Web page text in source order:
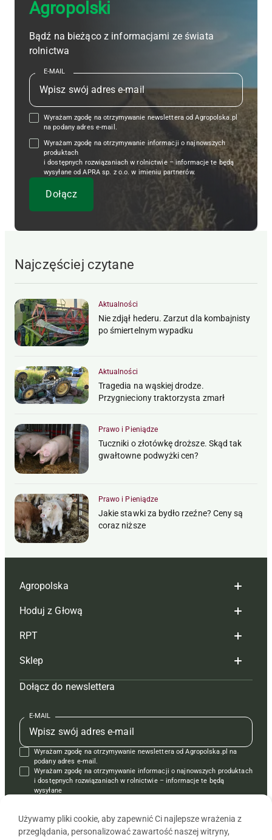
Agropolski
Bądź na bieżąco z informacjami ze świata
rolnictwa
E-MAIL
Wyrażam zgodę na otrzymywanie newslettera od Agropolska.pl
na podany adres e-mail.
Wyrażam zgodę na otrzymywanie informacji o najnowszych
produktach
i dostępnych rozwiązaniach w rolnictwie – informacje te będą
wysyłane od APRA sp. z o.o. w imieniu partnerów.
Najczęściej czytane
Aktualności
Nie zdjął hederu. Zarzut dla kombajnisty
po śmiertelnym wypadku
Aktualności
Tragedia na wąskiej drodze.
Przygnieciony traktorzysta zmarł
Prawo i Pieniądze
Tuczniki o złotówkę droższe. Skąd tak
gwałtowne podwyżki cen?
Prawo i Pieniądze
Jakie stawki za bydło rzeźne? Ceny są
coraz niższe
Agropolska
Redakcja
Reklama
Tagi
Mapa serwisu
Kontakt
Regulamin
Polityka prywatności
Hoduj z Głową
Hoduj z głową bydło
Hoduj z głową świnie
Prenumerata
Redakcja
Kontakt
Reklama
RPT
Redakcja
Prenumerata
Reklama
Kontakt
Krzyżówki
Sklep
Czasopisma i prenumerata
Książki
Regulamin
Dołącz do newslettera
E-MAIL
Wyrażam zgodę na otrzymywanie newslettera od Agropolska.pl na
podany adres e-mail.
Wyrażam zgodę na otrzymywanie informacji o najnowszych produktach
i dostępnych rozwiązaniach w rolnictwie – informacje te będą
wysyłane
Używamy pliki cookie, aby zapewnić Ci najlepsze wrażenia z
przeglądania, personalizować zawartość naszej witryny,